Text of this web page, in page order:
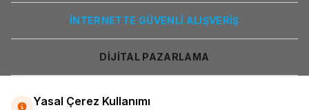
İNTERNETTE GÜVENLİ ALIŞVERİŞ
DİJİTAL PAZARLAMA
Yasal Çerez Kullanımı